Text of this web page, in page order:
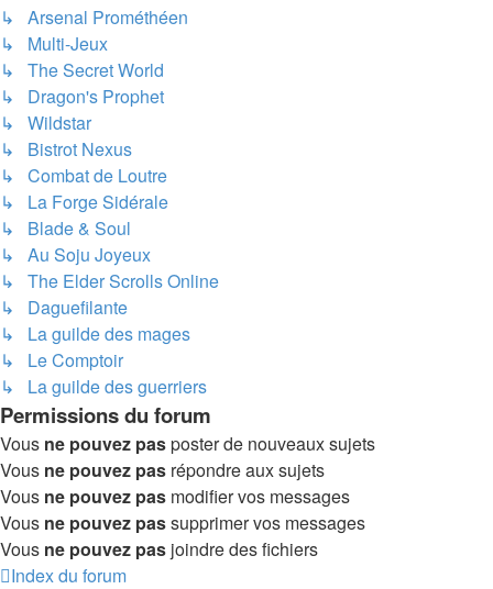
↳ Arsenal Prométhéen
↳ Multi-Jeux
↳ The Secret World
↳ Dragon's Prophet
↳ Wildstar
↳ Bistrot Nexus
↳ Combat de Loutre
↳ La Forge Sidérale
↳ Blade & Soul
↳ Au Soju Joyeux
↳ The Elder Scrolls Online
↳ Daguefilante
↳ La guilde des mages
↳ Le Comptoir
↳ La guilde des guerriers
Permissions du forum
Vous ne pouvez pasposter de nouveaux sujets
Vous ne pouvez pas répondre aux sujets
Vous ne pouvez pas modifier vos messages
Vous ne pouvez passupprimer vos messages
Vous ne pouvez pas joindre des fichiers
Index du forum